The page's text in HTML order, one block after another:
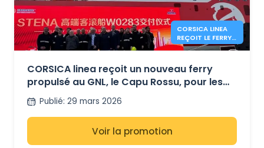
CORSICA LINEA
REÇOIT LE FERRY
LNG CAPU ROSSU
CORSICA linea reçoit un nouveau ferry
propulsé au GNL, le Capu Rossu, pour les
liaisons avec la Corse
Publié: 29 mars 2026
Voir la promotion